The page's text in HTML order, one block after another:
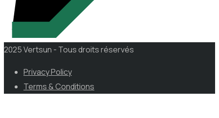
2025 Vertsun - Tous droits réservés
Privacy Policy
Terms & Conditions